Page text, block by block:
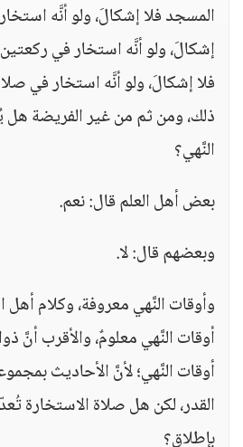
المسجد فلا إشكالَ، ولو أنَّه
إشكالَ، ولو أنَّه استخار في
فلا إشكالَ، ولو أنَّه استخار في
ذلك، ومن ثم من غير الفريضة
النَّهي؟
بعض أهل العلم قال: نعم.
وبعضهم قال: لا.
وأوقات النَّهي معروفة، وكلام أهل
أوقات النَّهي معلومٌ، والأقرب أنَّ
أوقات النَّهي؛ لأنَّ الأحاديث
القدر، لكن هل صلاة الاستخارة
بإطلاقٍ؟